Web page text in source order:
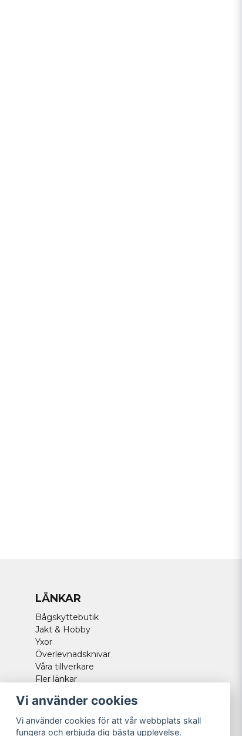
LÄNKAR
Bågskyttebutik
Jakt & Hobby
Yxor
Överlevnadsknivar
Våra tillverkare
Fler länkar
Vi använder cookies
Vi använder cookies för att vår webbplats skall
fungera och erbjuda dig bästa upplevelse.